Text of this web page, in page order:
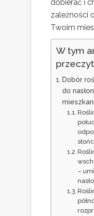
dobierać i
zależności
Twoim
W tym
Dobór
do
–